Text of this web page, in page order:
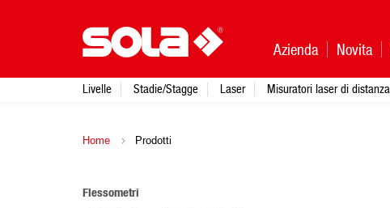
Home Prodotti
Flessometri
Azienda Novita
Livelle Stadie/Stagge Laser Misuratori laser di distanza